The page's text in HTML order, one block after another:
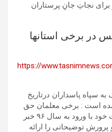
برای نجاتِ جانِ پرستاران
در برخی استانها
https://
سپاه پاسداران درتاریخ
شنبه ۰۱فروردین ۱۳۹۶ آمده است : برخی معلمان حق
التدریس از عدم دریافت مطالبات خود با ورود به سال ۹۶ خبر
توضیحاتی را ارائه